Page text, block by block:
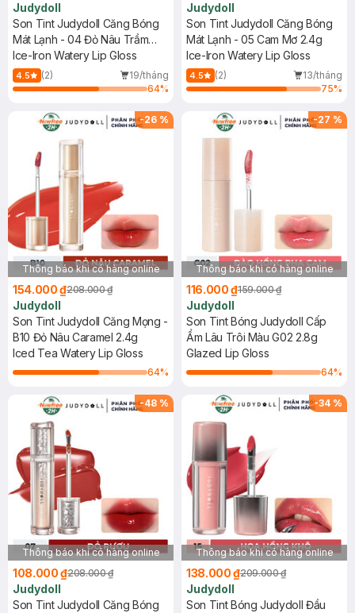
Judydoll
Son Tint Judydoll Căng Bóng
Mát Lạnh - 04 Đỏ Nâu Trầm
2.4g
Ice-Iron Watery Lip Gloss
4.5 (2)
19/tháng
64%
Judydoll
Son Tint Judydoll Căng Bóng
Mát Lạnh - 05 Cam Mơ 2.4g
Ice-Iron Watery Lip Gloss
4.5 (2)
13/tháng
75%
-26 %
Thông báo khi có hàng online
154.000 ₫208.000 ₫
Judydoll
Son Tint Judydoll Căng Mọng -
B10 Đỏ Nâu Caramel 2.4g
Iced Tea Watery Lip Gloss
64%
-27 %
Thông báo khi có hàng online
116.000 ₫159.000 ₫
Judydoll
Son Tint Bóng Judydoll Cấp
Ẩm Lâu Trôi Màu G02 2.8g
Glazed Lip Gloss
64%
-48 %
Thông báo khi có hàng online
108.000 ₫208.000 ₫
Judydoll
Son Tint Judydoll Căng Bóng
-34 %
Thông báo khi có hàng online
138.000 ₫209.000 ₫
Judydoll
Son Tint Bóng Judydoll Đầu